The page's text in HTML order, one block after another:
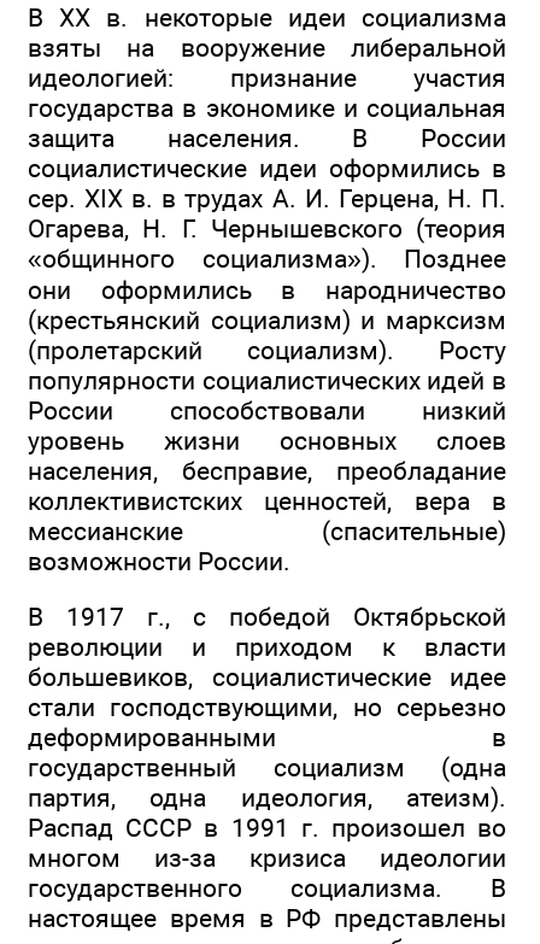
В XX в. некоторые идеи социализма
взяты на вооружение либеральной
идеологией: признание участия
государства в экономике и социальная
защита населения. В России
социалистические идеи оформились в
сер. XIX в. в трудах А. И. Герцена, Н. П.
Огарева, Н. Г. Чернышевского (теория
«общинного социализма»). Позднее
они оформились в народничество
(крестьянский социализм) и марксизм
(пролетарский социализм). Росту
популярности социалистических идей в
России способствовали низкий
уровень жизни основных слоев
населения, бесправие, преобладание
коллективистских ценностей, вера в
мессианские (спасительные)
возможности России.
В 1917 г., с победой Октябрьской
революции и приходом к власти
большевиков, социалистические идее
стали господствующими, но серьезно
деформированными в
государственный социализм (одна
партия, одна идеология, атеизм).
Распад СССР в 1991 г. произошел во
многом из-за кризиса идеологии
государственного социализма. В
настоящее время в РФ представлены